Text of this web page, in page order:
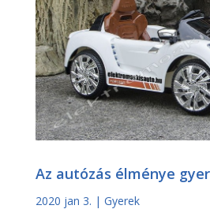
Az autózás élménye
2020 jan 3. | Gyerek